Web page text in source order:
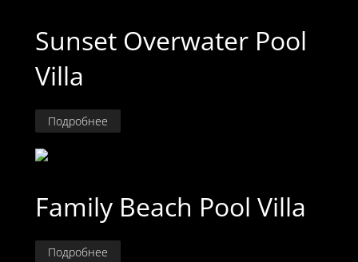
Sunset Overwater Pool
Villa
Подробнее
Family Beach Pool Villa
Подробнее